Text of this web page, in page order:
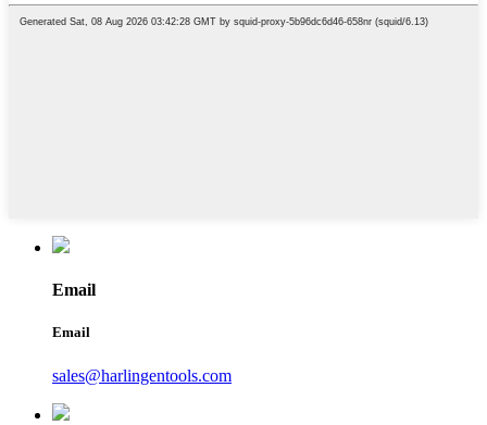
Email
Email
sales@harlingentools.com